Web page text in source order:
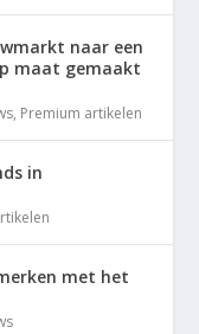
naar een
maat gemaakt
, Premium artikelen
in
met het